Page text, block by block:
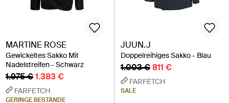
MARTINE ROSE
Gewickeltes Sakko Mit
Nadelstreifen - Schwarz
1.975 €1.383 €
FARFETCH
GERINGE BESTÄNDE
JUUN.J
Doppelreihiges Sakko - Blau
1.003 €811 €
FARFETCH
SALE